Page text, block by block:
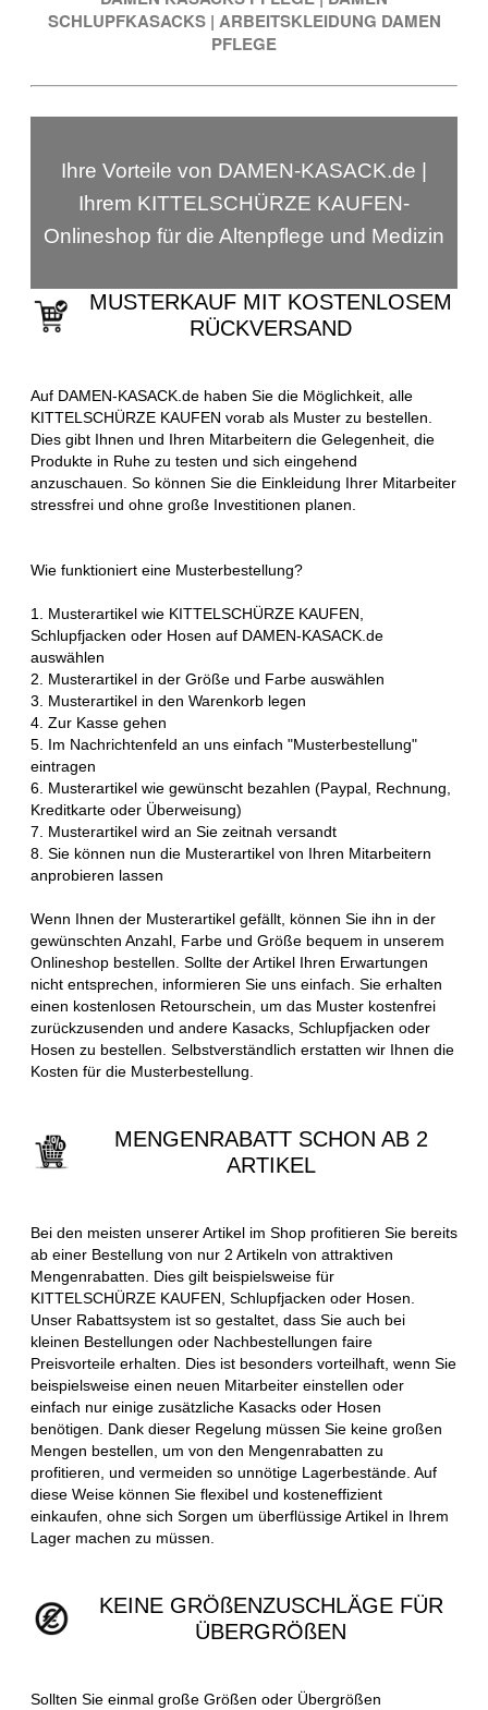
SCHLUPFKASACKS | ARBEITSKLEIDUNG DAMEN
PFLEGE
Ihre Vorteile von DAMEN-KASACK.de |
Ihrem KITTELSCHÜRZE KAUFEN-
Onlineshop für die Altenpflege und Medizin
MUSTERKAUF MIT KOSTENLOSEM
RÜCKVERSAND
Auf DAMEN-KASACK.de haben Sie die Möglichkeit, alle
KITTELSCHÜRZE KAUFEN vorab als Muster zu bestellen.
Dies gibt Ihnen und Ihren Mitarbeitern die Gelegenheit, die
Produkte in Ruhe zu testen und sich eingehend
anzuschauen. So können Sie die Einkleidung Ihrer Mitarbeiter
stressfrei und ohne große Investitionen planen.
Wie funktioniert eine Musterbestellung?
1. Musterartikel wie KITTELSCHÜRZE KAUFEN,
Schlupfjacken oder Hosen auf DAMEN-KASACK.de
auswählen
2. Musterartikel in der Größe und Farbe auswählen
3. Musterartikel in den Warenkorb legen
4. Zur Kasse gehen
5. Im Nachrichtenfeld an uns einfach "Musterbestellung"
eintragen
6. Musterartikel wie gewünscht bezahlen (Paypal, Rechnung,
Kreditkarte oder Überweisung)
7. Musterartikel wird an Sie zeitnah versandt
8. Sie können nun die Musterartikel von Ihren Mitarbeitern
anprobieren lassen
Wenn Ihnen der Musterartikel gefällt, können Sie ihn in der
gewünschten Anzahl, Farbe und Größe bequem in unserem
Onlineshop bestellen. Sollte der Artikel Ihren Erwartungen
nicht entsprechen, informieren Sie uns einfach. Sie erhalten
einen kostenlosen Retourschein, um das Muster kostenfrei
zurückzusenden und andere Kasacks, Schlupfjacken oder
Hosen zu bestellen. Selbstverständlich erstatten wir Ihnen die
Kosten für die Musterbestellung.
MENGENRABATT SCHON AB 2
ARTIKEL
Bei den meisten unserer Artikel im Shop profitieren Sie bereits
ab einer Bestellung von nur 2 Artikeln von attraktiven
Mengenrabatten. Dies gilt beispielsweise für
KITTELSCHÜRZE KAUFEN, Schlupfjacken oder Hosen.
Unser Rabattsystem ist so gestaltet, dass Sie auch bei
kleinen Bestellungen oder Nachbestellungen faire
Preisvorteile erhalten. Dies ist besonders vorteilhaft, wenn Sie
beispielsweise einen neuen Mitarbeiter einstellen oder
einfach nur einige zusätzliche Kasacks oder Hosen
benötigen. Dank dieser Regelung müssen Sie keine großen
Mengen bestellen, um von den Mengenrabatten zu
profitieren, und vermeiden so unnötige Lagerbestände. Auf
diese Weise können Sie flexibel und kosteneffizient
einkaufen, ohne sich Sorgen um überflüssige Artikel in Ihrem
Lager machen zu müssen.
KEINE GRÖßENZUSCHLÄGE FÜR
ÜBERGRÖßEN
Sollten Sie einmal große Größen oder Übergrößen